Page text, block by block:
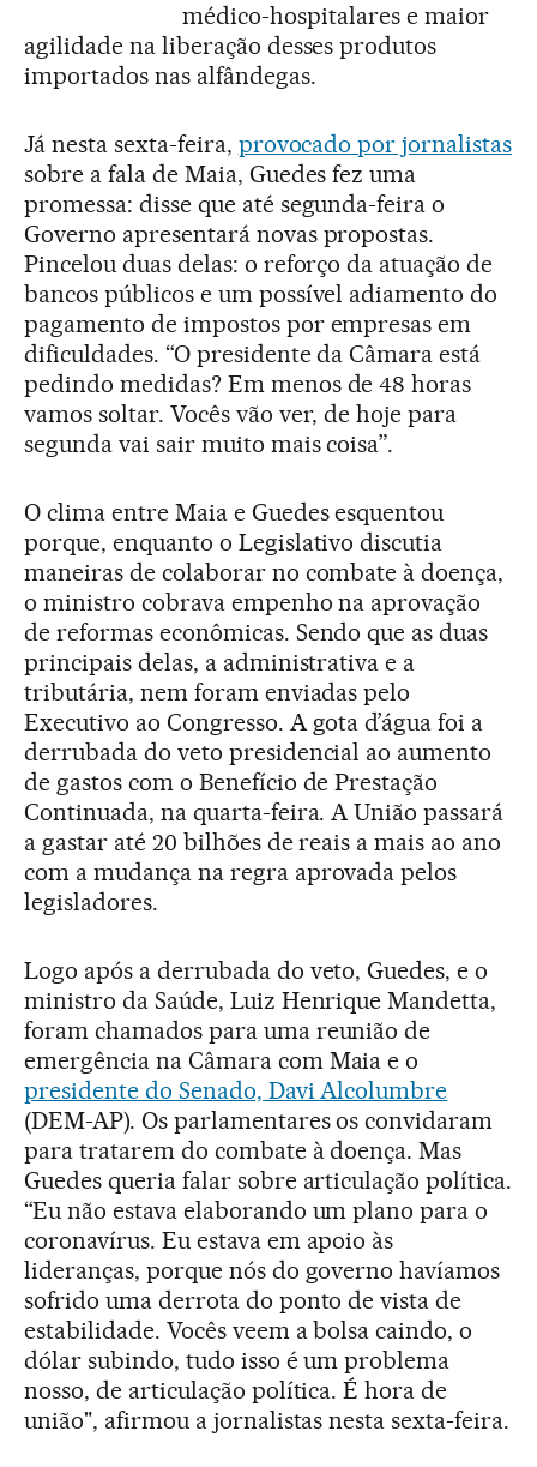
médico-hospitalares e maior
agilidade na liberação desses produtos
importados nas alfândegas.
Já nesta sexta-feira, provocado por jornalistas
sobre a fala de Maia, Guedes fez uma
promessa: disse que até segunda-feira o
Governo apresentará novas propostas.
Pincelou duas delas: o reforço da atuação de
bancos públicos e um possível adiamento do
pagamento de impostos por empresas em
dificuldades. “O presidente da Câmara está
pedindo medidas? Em menos de 48 horas
vamos soltar. Vocês vão ver, de hoje para
segunda vai sair muito mais coisa”.
O clima entre Maia e Guedes esquentou
porque, enquanto o Legislativo discutia
maneiras de colaborar no combate à doença,
o ministro cobrava empenho na aprovação
de reformas econômicas. Sendo que as duas
principais delas, a administrativa e a
tributária, nem foram enviadas pelo
Executivo ao Congresso. A gota d’água foi a
derrubada do veto presidencial ao aumento
de gastos com o Benefício de Prestação
Continuada, na quarta-feira. A União passará
a gastar até 20 bilhões de reais a mais ao ano
com a mudança na regra aprovada pelos
legisladores.
Logo após a derrubada do veto, Guedes, e o
ministro da Saúde, Luiz Henrique Mandetta,
foram chamados para uma reunião de
emergência na Câmara com Maia e o
presidente do Senado, Davi Alcolumbre
(DEM-AP). Os parlamentares os convidaram
para tratarem do combate à doença. Mas
Guedes queria falar sobre articulação política.
“Eu não estava elaborando um plano para o
coronavírus. Eu estava em apoio às
lideranças, porque nós do governo havíamos
sofrido uma derrota do ponto de vista de
estabilidade. Vocês veem a bolsa caindo, o
dólar subindo, tudo isso é um problema
nosso, de articulação política. É hora de
união", afirmou a jornalistas nesta sexta-feira.